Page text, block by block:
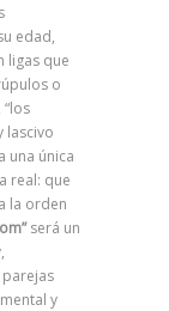
edad,
ligas que
o
lascivo
una única
real: que
la orden
será un
y